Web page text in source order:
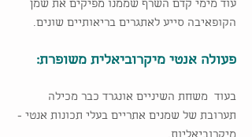
עוד מימי קדם השרף שממנו מפיקים את שמן
הקופאיבה סייע לאתגרים בריאותיים שונים.
פעולה אנטי מיקרוביאלית משופרת:
בעוד משחת השיניים אונגרד כבר מכילה
תערובת של שמנים אתריים בעלי תכונות אנטי -